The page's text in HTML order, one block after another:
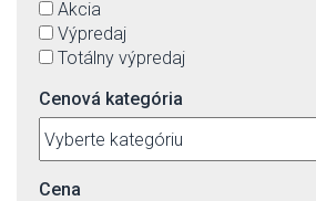
Akcia
Výpredaj
Totálny výpredaj
Cenová kategória
Cena